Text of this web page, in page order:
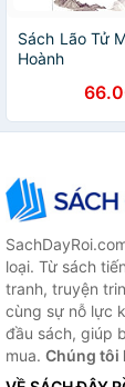
Sách Lão Tử
Hoành
loại. Từ sách
tranh, truyện
cùng sự nỗ lực
đầu sách, giúp
mua. Chúng tôi